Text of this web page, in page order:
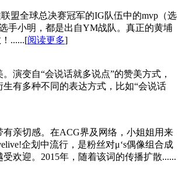
盟全球总决赛冠军的IG队伍中的mvp（选
手小明，都是出自YM战队。真正的黄埔
......[阅读更多]
演变自“会说话就多说点”的赞美方式，
有多种不同的表达方式，比如“会说话
亲切感。在ACG界及网络，小姐姐用来
企划中流行，是粉丝对μ‘s偶像组合成
欢迎。2015年，随着该词的传播扩散......